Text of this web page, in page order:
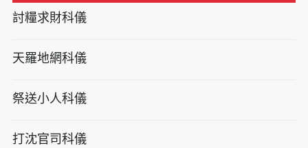
討糧求財科儀
天羅地網科儀
祭送小人科儀
打沈官司科儀